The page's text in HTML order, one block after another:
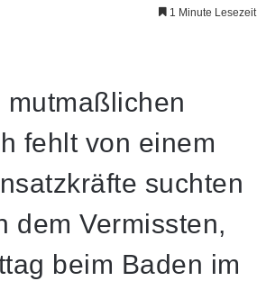
1 Minute Lesezeit
mutmaßlichen
fehlt von einem
suchten
dem Vermissten,
beim Baden im